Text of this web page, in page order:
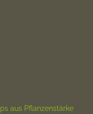
aus Pflanzenstärke